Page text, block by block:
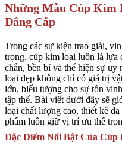
Những Mẫu Cúp Kim
Đẳng Cấp
Trong các sự kiện trao giải,
trọng, cúp kim loại luôn là lựa
chắn, bền bỉ và thể hiện sự
loại đẹp không chỉ có giá trị
lớn, biểu tượng cho sự tôn
tập thể. Bài viết dưới đây sẽ
loại chất lượng cao, thiết kế
phẩm luôn giữ vị trí ưu thế
Đặc Điểm Nổi Bật Của Cúp